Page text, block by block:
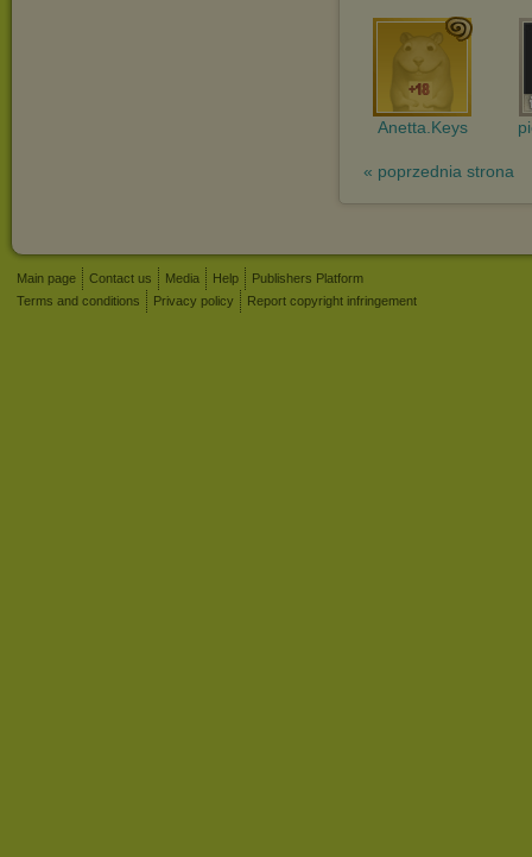
Anetta.Keys
« poprzednia strona
Main page Contact us Media Help
Publishers Platform
Terms and conditions
Privacy policy Report copyright infringement